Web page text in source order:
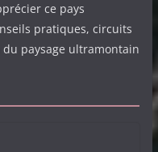
ce pays
pratiques, circuits
paysage ultramontain